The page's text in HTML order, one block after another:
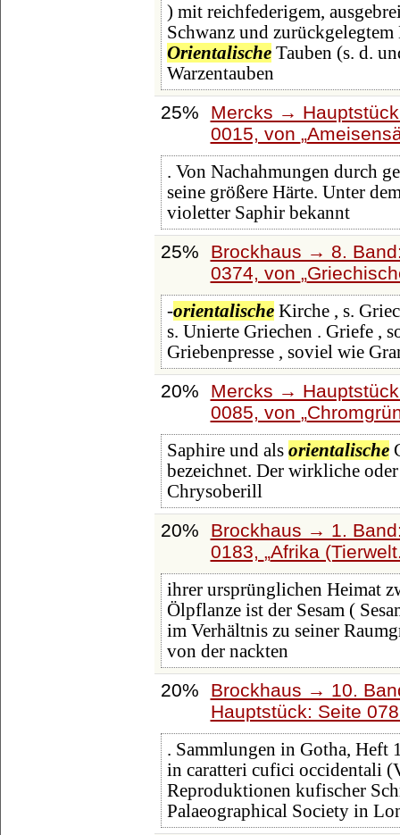
) mit reichfederigem,
Schwanz und
OrientalischeTauben (s. d.
Warzentauben
25%
Mercks →
0015, von
. Von Nachahmungen durch
seine größere Härte. Unter
violetter Saphir bekannt
25%
Brockhaus → 8.
0374, von
-orientalischeKirche , s.
s. Unierte Griechen . Griefe ,
Griebenpresse , soviel wie
20%
Mercks →
0085, von
Saphire und als orientalische
bezeichnet. Der wirkliche
Chrysoberill
20%
Brockhaus → 1.
0183,
Afrika
ihrer ursprünglichen Heimat
Ölpflanze ist der Sesam (
im Verhältnis zu seiner
von der nackten
20%
Brockhaus → 10.
Hauptstück: Seite
. Sammlungen in Gotha, Heft
in caratteri cufici occidentali
Reproduktionen kufischer
Palaeographical Society in